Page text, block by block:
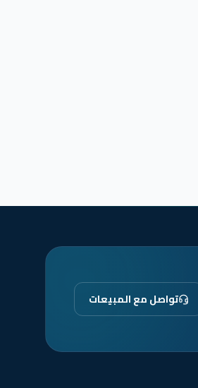
تواصل مع المبيعات